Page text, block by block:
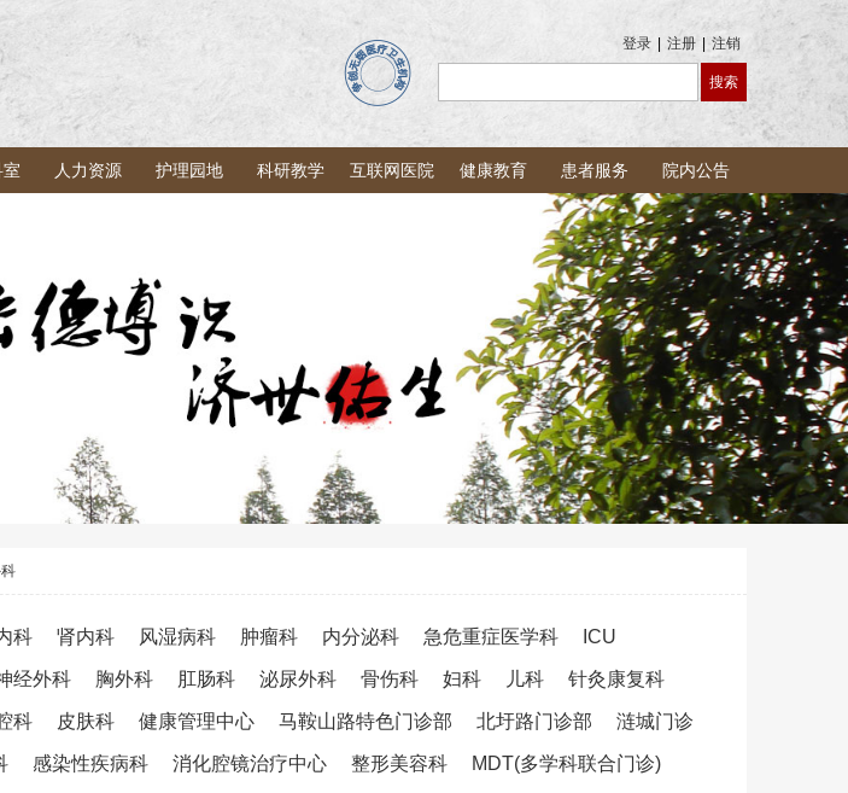
登录 注册 注销
人力资源 护理园地 科研教学 互联网医院 健康教育 患者服务 院内公告
科 肾内科 风湿病科 肿瘤科 内分泌科 急危重症医学科 ICU
经外科 胸外科 肛肠科 泌尿外科 骨伤科 妇科 儿科 针灸康复科
科 皮肤科 健康管理中心 马鞍山路特色门诊部 北圩路门诊部 涟城门诊
感染性疾病科 消化腔镜治疗中心 整形美容科 MDT(多学科联合门诊)